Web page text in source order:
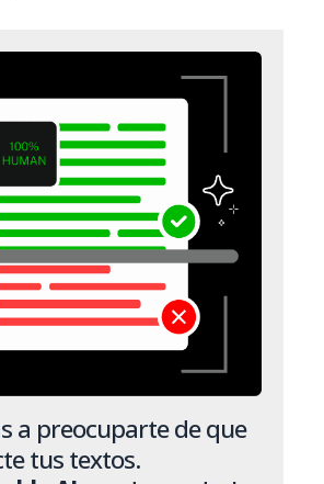
a preocuparte de que
tus textos.